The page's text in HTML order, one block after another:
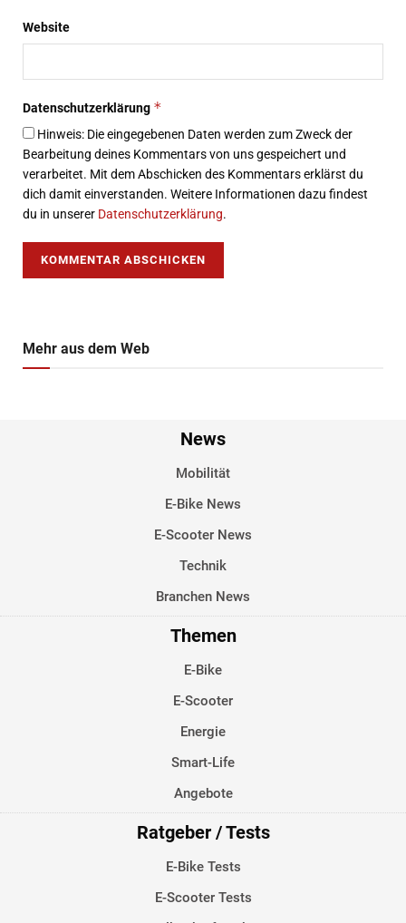
Website
Datenschutzerklärung *
Hinweis: Die eingegebenen Daten werden zum Zweck der
Bearbeitung deines Kommentars von uns gespeichert und
verarbeitet. Mit dem Abschicken des Kommentars erklärst du
dich damit einverstanden. Weitere Informationen dazu findest
du in unserer Datenschutzerklärung.
Mehr aus dem Web
News
Mobilität
E-Bike News
E-Scooter News
Technik
Branchen News
Themen
E-Bike
E-Scooter
Energie
Smart-Life
Angebote
Ratgeber / Tests
E-Bike Tests
E-Scooter Tests